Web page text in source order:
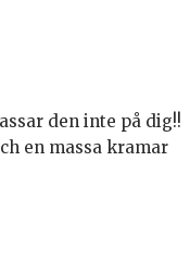
den inte på dig!!
en massa kramar